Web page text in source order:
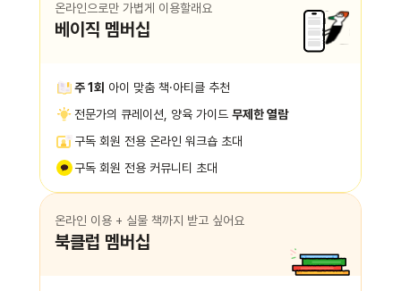
온라인으로만 가볍게 이용할래요
베이직 멤버십
주 1회 아이 맞춤 책·아티클 추천
전문가의 큐레이션, 양육 가이드 무제한 열람
구독 회원 전용 온라인 워크숍 초대
구독 회원 전용 커뮤니티 초대
온라인 이용 + 실물 책까지 받고 싶어요
북클럽 멤버십